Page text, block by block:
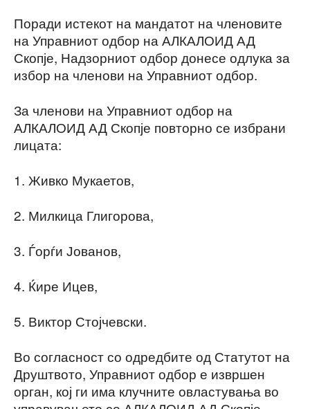
Поради истекот на мандатот на членовите
на Управниот одбор на АЛКАЛОИД АД
Скопје, Надзорниот одбор донесе одлука за
избор на членови на Управниот одбор.
За членови на Управниот одбор на
АЛКАЛОИД АД Скопје повторно се избрани
лицата:
1. Живко Мукаетов,
2. Милкица Глигорова,
3. Ѓорѓи Јованов,
4. Ќире Ицев,
5. Виктор Стојчевски.
Во согласност со одредбите од Статутот на
Друштвото, Управниот одбор е извршен
орган, кој ги има клучните овластувања во